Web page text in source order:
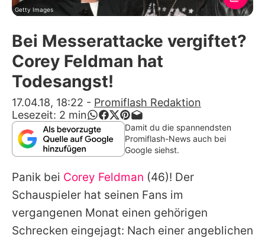
Promiflash Exklusiv
Alle Themen auf Promiflash
App runterladen
Team
Redaktionelle Richtlinien
Impressum
Datenschutzerklärung
Nutzungsbedingungen
Getty Images
Bei Messerattacke vergiftet?
Corey Feldman hat
Todesangst!
17.04.18, 18:22 - Promiflash Redaktion
Lesezeit: 2 min
Damit du die spannendsten
Promiflash-News auch bei
Google siehst.
Panik bei Corey Feldman (46)! Der
Schauspieler hat seinen Fans im
vergangenen Monat einen gehörigen
Schrecken eingejagt: Nach einer angeblichen